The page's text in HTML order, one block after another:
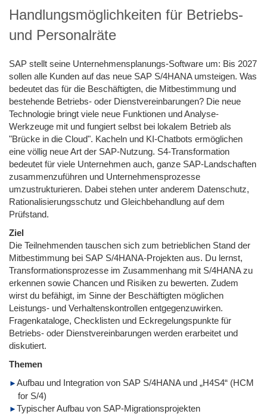
Handlungsmöglichkeiten für Betriebs-
und Personalräte
SAP stellt seine Unternehmensplanungs-Software um: Bis 2027
sollen alle Kunden auf das neue SAP S/4HANA umsteigen. Was
bedeutet das für die Beschäftigten, die Mitbestimmung und
bestehende Betriebs- oder Dienstvereinbarungen? Die neue
Technologie bringt viele neue Funktionen und Analyse-
Werkzeuge mit und fungiert selbst bei lokalem Betrieb als
"Brücke in die Cloud". Kacheln und KI-Chatbots ermöglichen
eine völlig neue Art der SAP-Nutzung. S4-Transformation
bedeutet für viele Unternehmen auch, ganze SAP-Landschaften
zusammenzuführen und Unternehmensprozesse
umzustrukturieren. Dabei stehen unter anderem Datenschutz,
Rationalisierungsschutz und Gleichbehandlung auf dem
Prüfstand.
Ziel
Die Teilnehmenden tauschen sich zum betrieblichen Stand der
Mitbestimmung bei SAP S/4HANA-Projekten aus. Du lernst,
Transformationsprozesse im Zusammenhang mit S/4HANA zu
erkennen sowie Chancen und Risiken zu bewerten. Zudem
wirst du befähigt, im Sinne der Beschäftigten möglichen
Leistungs- und Verhaltenskontrollen entgegenzuwirken.
Fragenkataloge, Checklisten und Eckregelungspunkte für
Betriebs- oder Dienstvereinbarungen werden erarbeitet und
diskutiert.
Themen
Aufbau und Integration von SAP S/4HANA und „H4S4“ (HCM
for S/4)
Typischer Aufbau von SAP-Migrationsprojekten